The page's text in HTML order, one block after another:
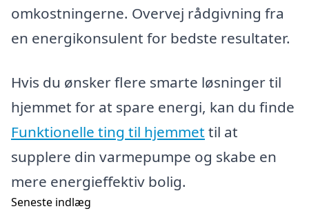
omkostningerne. Overvej rådgivning fra
en energikonsulent for bedste resultater.
Hvis du ønsker flere smarte løsninger til
hjemmet for at spare energi, kan du finde
Funktionelle ting til hjemmet til at
supplere din varmepumpe og skabe en
mere energieffektiv bolig.
Seneste indlæg